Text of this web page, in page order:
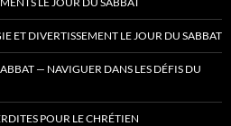
ET DIVERTISSEMENT LE JOUR DU SABBAT
— NAVIGUER DANS LES DÉFIS DU
POUR LE CHRÉTIEN